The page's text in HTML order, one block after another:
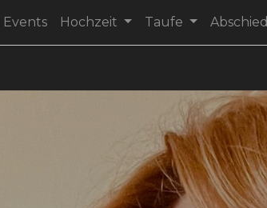
Events Hochzeit Taufe Abschied